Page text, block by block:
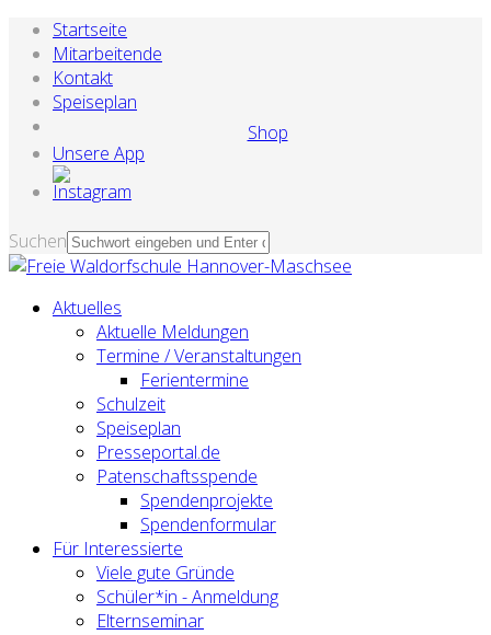
Startseite
Mitarbeitende
Kontakt
Speiseplan
Shop
Unsere App
Suchen
Aktuelles
Aktuelle Meldungen
Termine / Veranstaltungen
Ferientermine
Schulzeit
Speiseplan
Presseportal.de
Patenschaftsspende
Spendenprojekte
Spendenformular
Für Interessierte
Viele gute Gründe
Schüler*in - Anmeldung
Elternseminar